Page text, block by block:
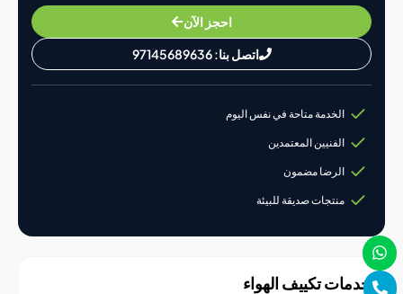
اتصل بنا: 97145689636
الخدمة متاحة في نفس اليوم
الفنيين المعتمدين
الرضا مضمون
منتجات صديقة للبيئة
تكييف الهواء